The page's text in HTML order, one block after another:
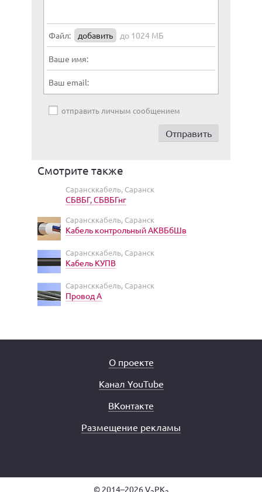
Файл: добавить до 1024 МБ
Ваше имя:
Ваш email:
отправить личным сообщением
Смотрите также
Сарансккабель, Саранск
СБВБГ, СБВБГнг
Сарансккабель, Саранск
Кабель контрольный АКВБбШв
Сарансккабель, Саранск
Кабель КУПВ
Сарансккабель, Саранск
Провод А
О проекте
Канал YouTube
ВКонтакте
Размещение рекламы
© 2014–2026 V PK